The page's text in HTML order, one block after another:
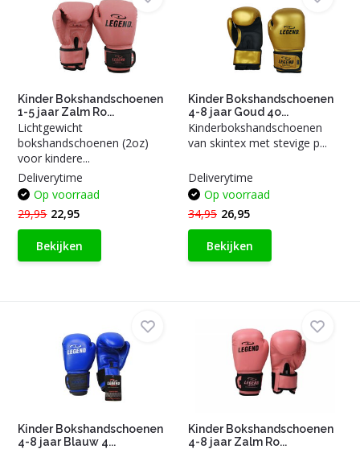
Kinder Bokshandschoenen
1-5 jaar Zalm Ro...
Lichtgewicht
bokshandschoenen (2oz)
voor kindere...
Deliverytime
Op voorraad
29,95 22,95
Bekijken
Kinder Bokshandschoenen
4-8 jaar Goud 4o...
Kinderbokshandschoenen
van skintex met stevige p...
Deliverytime
Op voorraad
34,95 26,95
Bekijken
Kinder Bokshandschoenen
4-8 jaar Blauw 4...
Kinder Bokshandschoenen
4-8 jaar Zalm Ro...